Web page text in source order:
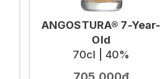
ANGOSTURA® 7-Year-
Old
70cl | 40%